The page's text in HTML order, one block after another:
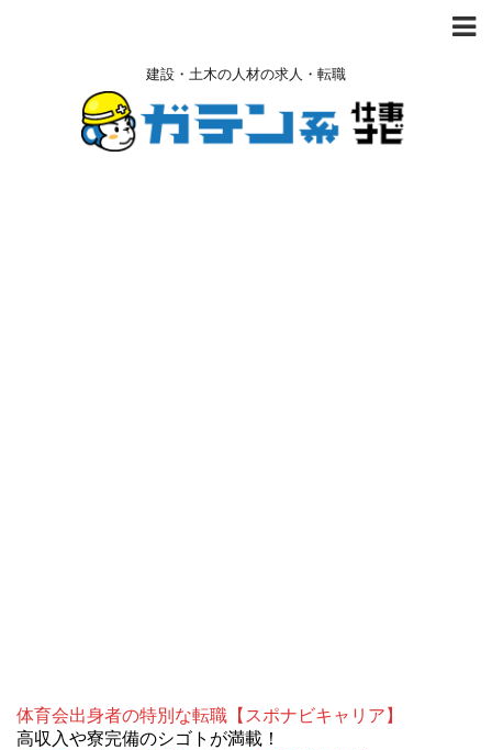
建設・土木の人材の求人・転職
体育会出身者の特別な転職【スポナビキャリア】
高収入や寮完備のシゴトが満載！